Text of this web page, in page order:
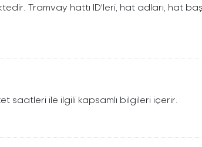
Tramvay hattı ID'leri, hat adları, hat
saatleri ile ilgili kapsamlı bilgileri içerir.